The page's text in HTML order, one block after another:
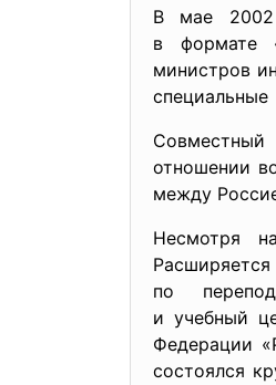
В мае 2002
в формате
министров
специальные
отношении
между
Несмотря
по
и учебный
Федерации
состоялся